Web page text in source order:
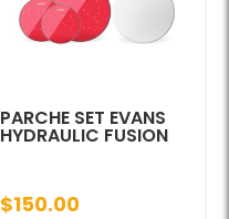
PARCHE SET EVANS
HYDRAULIC FUSION
$150.00